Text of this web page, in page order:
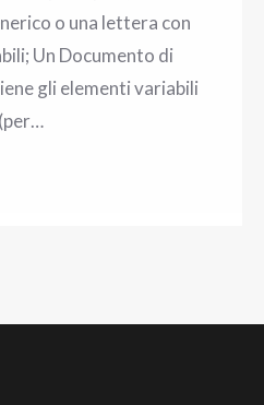
o una lettera con
Un Documento di
gli elementi variabili